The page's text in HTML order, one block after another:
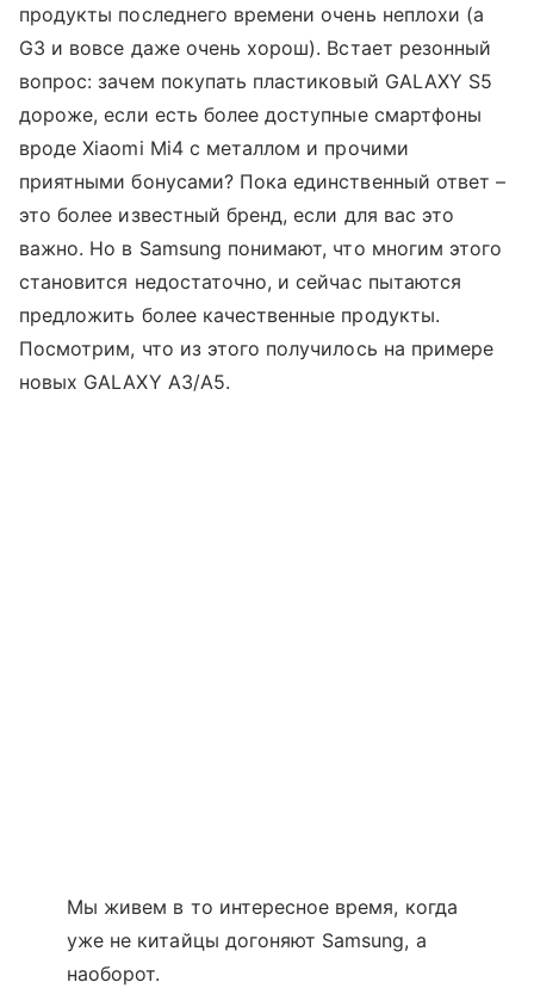
продукты последнего времени очень неплохи (а
G3 и вовсе даже очень хорош). Встает резонный
вопрос: зачем покупать пластиковый GALAXY S5
дороже, если есть более доступные смартфоны
вроде Xiaomi Mi4 с металлом и прочими
приятными бонусами? Пока единственный ответ –
это более известный бренд, если для вас это
важно. Но в Samsung понимают, что многим этого
становится недостаточно, и сейчас пытаются
предложить более качественные продукты.
Посмотрим, что из этого получилось на примере
новых GALAXY A3/A5.
Мы живем в то интересное время, когда
уже не китайцы догоняют Samsung, а
наоборот.